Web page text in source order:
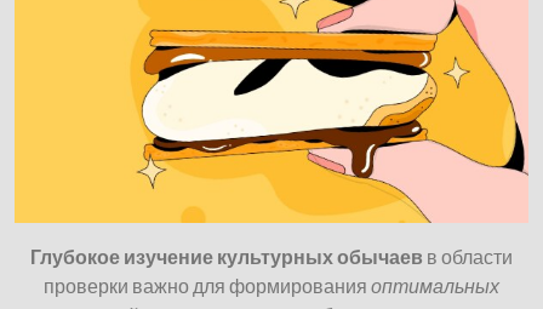
Глубокое изучение культурных обычаев в области
проверки важно для формирования оптимальных